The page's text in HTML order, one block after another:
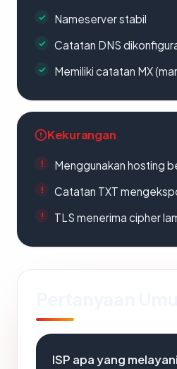
Nameserver stabil
Catatan DNS
Memiliki catatan MX
Kekurangan
Menggunakan hosting
Catatan TXT
TLS menerima cipher
ISP apa yang